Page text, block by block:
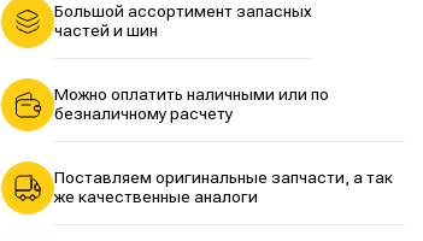
Большой ассортимент запасных
частей и шин
Можно оплатить наличными или по
безналичному расчету
Поставляем оригинальные запчасти, а так
же качественные аналоги